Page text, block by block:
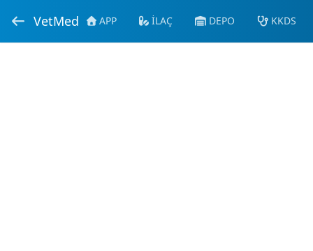
VetMed APP İLAÇ DEPO KKDS